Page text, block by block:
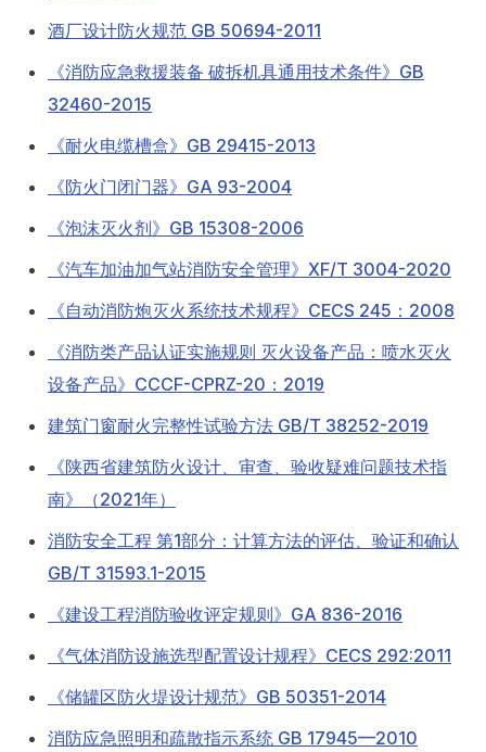
酒厂设计防火规范 GB 50694-2011
《消防应急救援装备 破拆机具通用技术条件》GB
32460-2015
《耐火电缆槽盒》GB 29415-2013
《防火门闭门器》GA 93-2004
《泡沫灭火剂》GB 15308-2006
《汽车加油加气站消防安全管理》XF/T 3004-2020
《自动消防炮灭火系统技术规程》CECS 245：2008
《消防类产品认证实施规则 灭火设备产品：喷水灭火
设备产品》CCCF-CPRZ-20：2019
建筑门窗耐火完整性试验方法 GB/T 38252-2019
《陕西省建筑防火设计、审查、验收疑难问题技术指
南》（2021年）
消防安全工程 第1部分：计算方法的评估、验证和确认
GB/T 31593.1-2015
《建设工程消防验收评定规则》GA 836-2016
《气体消防设施选型配置设计规程》CECS 292:2011
《储罐区防火堤设计规范》GB 50351-2014
消防应急照明和疏散指示系统 GB 17945—2010